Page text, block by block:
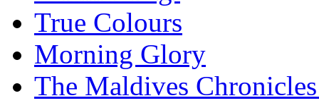
True Colours
Morning Glory
The Maldives